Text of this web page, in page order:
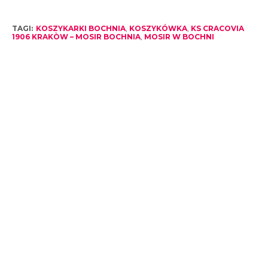
TAGI: KOSZYKARKI BOCHNIA, KOSZYKÓWKA, KS CRACOVIA
1906 KRAKÒW – MOSIR BOCHNIA, MOSIR W BOCHNI